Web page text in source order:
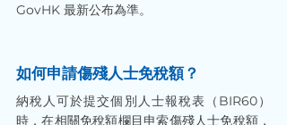
GovHK 最新公布為準。
如何申請傷殘人士免稅額？
納稅人可於提交個別人士報稅表（BIR60）
時，在相關免稅額欄目申索傷殘人士免稅額，